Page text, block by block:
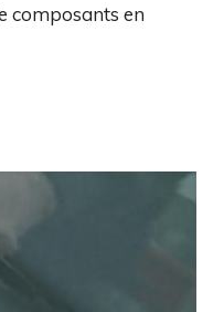
composants en